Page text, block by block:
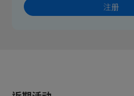
注册